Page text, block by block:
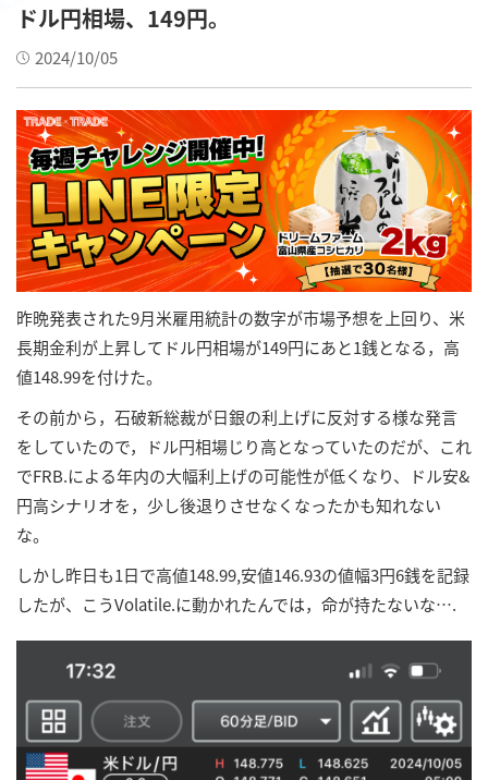
ドル円相場、149円。
2024/10/05
昨晩発表された9月米雇用統計の数字が市場予想を上回り、米
長期金利が上昇してドル円相場が149円にあと1銭となる，高
値148.99を付けた。
その前から，石破新総裁が日銀の利上げに反対する様な発言
をしていたので，ドル円相場じり高となっていたのだが、これ
でFRB.による年内の大幅利上げの可能性が低くなり、ドル安&
円高シナリオを，少し後退りさせなくなったかも知れない
な。
しかし昨日も1日で高値148.99,安値146.93の値幅3円6銭を記録
したが、こうVolatile.に動かれたんでは，命が持たないな….